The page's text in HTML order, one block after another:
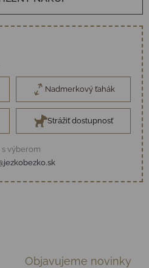
Nadmerkový ťahák
Strážiť dostupnosť
s výberom
Objavujeme novinky